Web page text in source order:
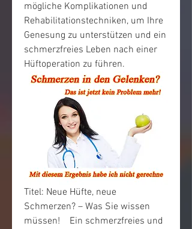
mögliche Komplikationen und
Rehabilitationstechniken, um Ihre
Genesung zu unterstützen und ein
schmerzfreies Leben nach einer
Hüftoperation zu führen.
Titel: Neue Hüfte, neue
Schmerzen? – Was Sie wissen
müssen!    Ein schmerzfreies und